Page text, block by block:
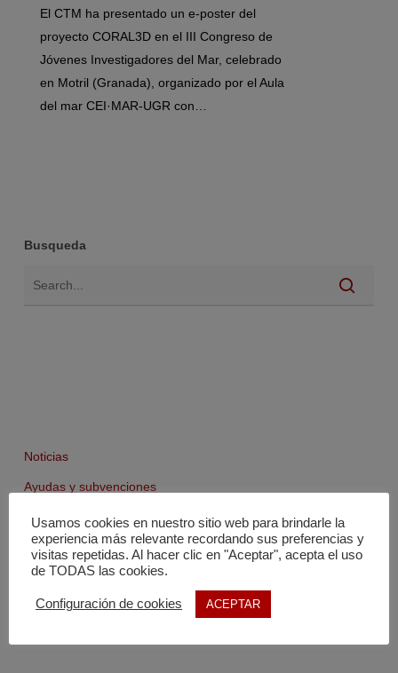
El CTM ha presentado un e-poster del
proyecto CORAL3D en el III Congreso de
Jóvenes Investigadores del Mar, celebrado
en Motril (Granada), organizado por el Aula
del mar CEI·MAR-UGR con…
Busqueda
Noticias
Ayudas y subvenciones
Agenda
Fondo documental
Usamos cookies en nuestro sitio web para brindarle la
experiencia más relevante recordando sus preferencias y
visitas repetidas. Al hacer clic en "Aceptar", acepta el uso
de TODAS las cookies.
Configuración de cookies ACEPTAR